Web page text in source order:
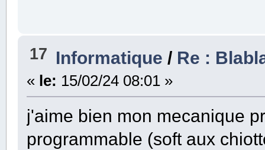
17 Informatique / Re :
« le: 15/02/24 08:01 »
j'aime bien mon mecanique
programmable (soft aux